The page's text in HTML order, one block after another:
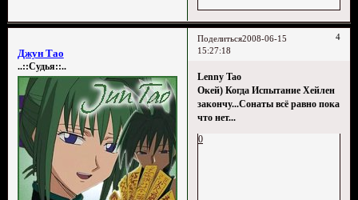
Поделиться 4
2008-06-15
15:27:18
Джун Тао
..::Судья::..
Lenny Tao
Окей) Когда Испытание Хейлен
закончу...Сонаты всё равно пока
что нет...
0